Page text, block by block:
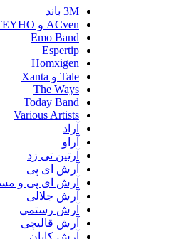
ACven و TEYHO
Emo Band
Espertip
Homxigen
Tale و Xanta
The Ways
Today Band
Various Artists
آرتین تی زد
آرش ای پی
آرش ای پی و مسیح
آرش جلالی
آرش رستمی
آرش قالیچی